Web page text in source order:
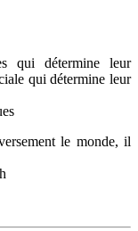
qui détermine leur
qui détermine leur
le monde, il